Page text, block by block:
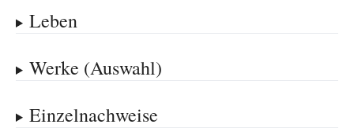
Leben
Werke (Auswahl)
Einzelnachweise